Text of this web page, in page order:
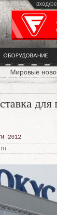
вход/
ОБОРУДОВАНИЕ
Мировые
для
2012